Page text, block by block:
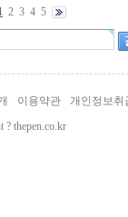
2 3 4 5
이용약관
개인정보취
? thepen.co.kr